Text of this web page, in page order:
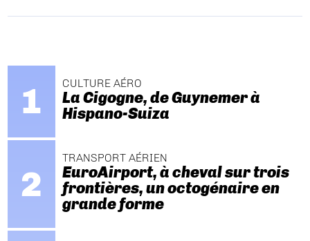
CULTURE AÉRO
La Cigogne, de Guynemer à
Hispano-Suiza
TRANSPORT AÉRIEN
EuroAirport, à cheval sur trois
frontières, un octogénaire en
grande forme